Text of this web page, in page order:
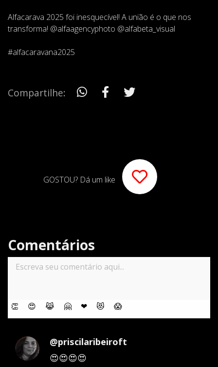
Alfacarava 2025 foi inesquecível! A união é o que nos
transforma! @alfaagencyphoto @alfabeta_visual
#alfacaravana2025
Compartilhe:
GOSTOU? Dá um like
Comentários
👏 😍 😹 🤗 ❤ 😻 😱
@priscilaribeiroft
😍😍😍😍